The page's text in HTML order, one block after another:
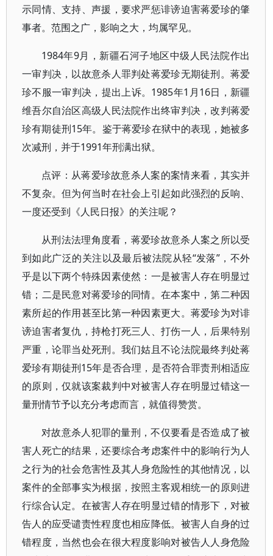
示同情、支持、声援，要求严惩诽谤迫害蒋爱珍的肇
事者。范围之广，影响之大，均属罕见。
1984年9月，新疆石河子地区中级人民法院作出
一审判决，以故意杀人罪判处蒋爱珍无期徒刑。蒋爱
珍不服一审判决，提出上诉。1985年1月16日，新疆
维吾尔自治区高级人民法院作出终审判决，改判蒋爱
珍有期徒刑15年。鉴于蒋爱珍在狱中的表现，她被多
次减刑，并于1991年刑满出狱。
点评：从蒋爱珍故意杀人案的案情来看，其实并
不复杂。但为何当时在社会上引起如此强烈的反响、
一度还受到《人民日报》的关注呢？
从刑法法理角度看，蒋爱珍故意杀人案之所以受
到如此广泛的关注以及最后被法院从轻“发落”，不外
乎是以下两个特殊因素使然：一是被害人存在明显过
错；二是民意对蒋爱珍的同情。在本案中，第二种因
素所起的作用甚至比第一种因素更大。蒋爱珍为对诽
谤迫害者复仇，持枪打死三人、打伤一人，后果特别
严重，论罪当处死刑。我们姑且不论法院最终判处蒋
爱珍有期徒刑15年是否合理，是否符合罪责刑相适应
的原则，仅就该案裁判中对被害人存在明显过错这一
量刑情节予以充分考虑而言，就值得赞赏。
对故意杀人犯罪的量刑，不仅要看是否造成了被
害人死亡的结果，还要综合考虑案件中的影响行为人
之行为的社会危害性及其人身危险性的其他情况，以
案件的全部事实为根据，按照主客观相统一的原则进
行综合认定。在被害人存在明显过错的情形下，对被
告人的应受谴责性程度也相应降低。被害人自身的过
错程度，当然也会在很大程度影响对被告人人身危险